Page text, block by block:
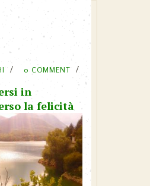
0 COMMENT
in
la felicità